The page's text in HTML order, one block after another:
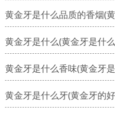
黄金牙是什么品质的香烟(
黄金牙是什么(黄金牙是什
黄金牙是什么香味(黄金牙
黄金牙是什么牙(黄金牙的